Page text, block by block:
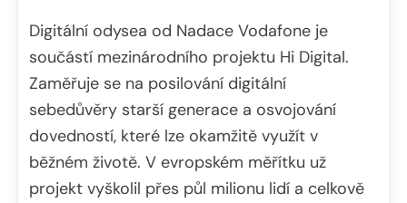
Digitální odysea od Nadace Vodafone je
součástí mezinárodního projektu Hi Digital.
Zaměřuje se na posilování digitální
sebedůvěry starší generace a osvojování
dovedností, které lze okamžitě využít v
běžném životě. V evropském měřítku už
projekt vyškolil přes půl milionu lidí a celkově